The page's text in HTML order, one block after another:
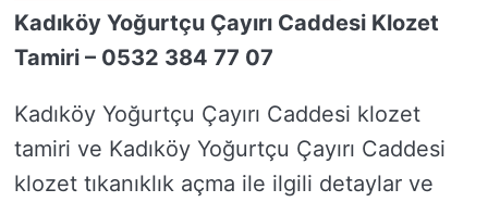
Kadıköy Yoğurtçu Çayırı Caddesi Klozet
Tamiri – 0532 384 77 07
Kadıköy Yoğurtçu Çayırı Caddesi klozet
tamiri ve Kadıköy Yoğurtçu Çayırı Caddesi
klozet tıkanıklık açma ile ilgili detaylar ve